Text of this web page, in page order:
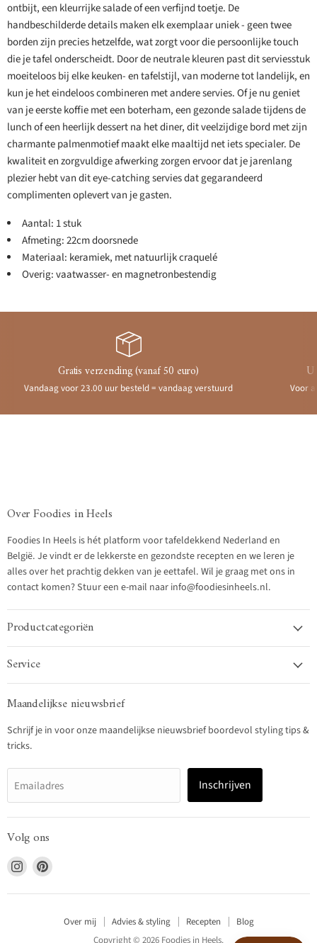
ontbijt, een kleurrijke salade of een verfijnd toetje. De
handbeschilderde details maken elk exemplaar uniek - geen twee
borden zijn precies hetzelfde, wat zorgt voor die persoonlijke touch
die je tafel onderscheidt. Door de neutrale kleuren past dit serviesstuk
moeiteloos bij elke keuken- en tafelstijl, van moderne tot landelijk, en
kun je het eindeloos combineren met andere servies. Of je nu geniet
van je eerste koffie met een boterham, een gezonde salade tijdens de
lunch of een heerlijk dessert na het diner, dit veelzijdige bord met zijn
charmante palmenmotief maakt elke maaltijd net iets specialer. De
kwaliteit en zorgvuldige afwerking zorgen ervoor dat je jarenlang
plezier hebt van dit eye-catching servies dat gegarandeerd
complimenten oplevert van je gasten.
Aantal: 1 stuk
Afmeting: 22cm doorsnede
Materiaal: keramiek, met natuurlijk craquelé
Overig: vaatwasser- en magnetronbestendig
Gratis verzending (vanaf 50 euro)
Vandaag voor 23.00 uur besteld = vandaag verstuurd Voor
Over Foodies in Heels
Foodies In Heels is hét platform voor tafeldekkend Nederland en
België. Je vindt er de lekkerste en gezondste recepten en we leren je
alles over het prachtig dekken van je eettafel. Wil je graag met ons in
contact komen? Stuur een e-mail naar info@foodiesinheels.nl.
Productcategoriën
Service
Maandelijkse nieuwsbrief
Schrijf je in voor onze maandelijkse nieuwsbrief boordevol styling tips &
tricks.
Emailadres Inschrijven
Volg ons
Vind
ons
op
Vind
op
Over mij Advies & styling Recepten
Blog
Copyright © 2026 Foodies in Heels.